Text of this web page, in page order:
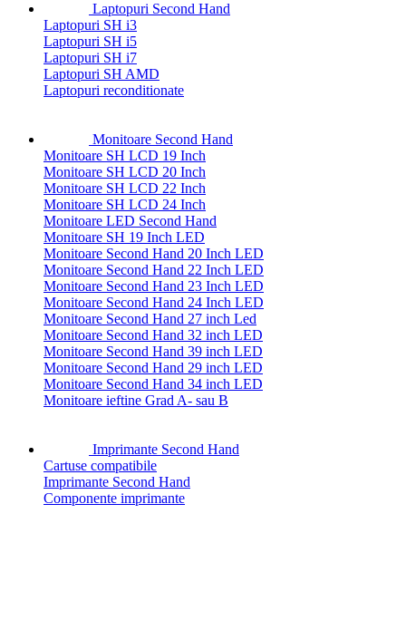
Laptopuri Second Hand
Laptopuri SH i3
Laptopuri SH i5
Laptopuri SH i7
Laptopuri SH AMD
Laptopuri reconditionate
Monitoare Second Hand
Monitoare SH LCD 19 Inch
Monitoare SH LCD 20 Inch
Monitoare SH LCD 22 Inch
Monitoare SH LCD 24 Inch
Monitoare LED Second Hand
Monitoare SH 19 Inch LED
Monitoare Second Hand 20 Inch LED
Monitoare Second Hand 22 Inch LED
Monitoare Second Hand 23 Inch LED
Monitoare Second Hand 24 Inch LED
Monitoare Second Hand 27 inch Led
Monitoare Second Hand 32 inch LED
Monitoare Second Hand 39 inch LED
Monitoare Second Hand 29 inch LED
Monitoare Second Hand 34 inch LED
Monitoare ieftine Grad A- sau B
Imprimante Second Hand
Cartuse compatibile
Imprimante Second Hand
Componente imprimante